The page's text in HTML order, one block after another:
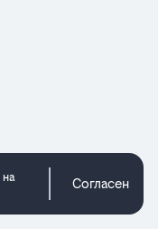
на
Согласен